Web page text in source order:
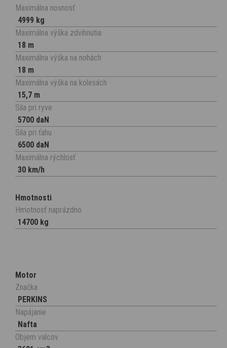
Maximálna nosnosť
4999 kg
Maximálna výška zdvihnutia
18 m
Maximálna výška na nohách
18 m
Maximálna výška na kolesách
15,7 m
Sila pri ryve
5700 daN
Sila pri ťahu
6500 daN
Maximálna rýchlosť
30 km/h
Hmotnosti
Hmotnosť naprázdno
14700 kg
Motor
Značka
PERKINS
Napájanie
Nafta
Objem valcov